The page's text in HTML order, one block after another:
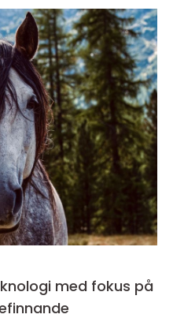
med fokus på